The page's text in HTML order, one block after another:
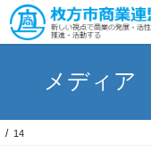
メディア
14